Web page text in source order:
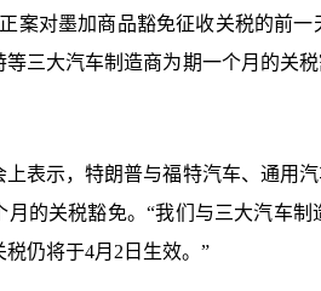
案对墨加商品豁免征收关税的前
等三大汽车制造商为期一个月的关
上表示，特朗普与福特汽车、通用
月的关税豁免。“我们与三大汽车
仍将于4月2日生效。”